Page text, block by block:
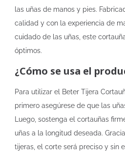
las uñas de manos y pies.
calidad y con la experiencia de
cuidado de las uñas, este
óptimos.
¿Cómo se usa el
Para utilizar el Beter Tijera
primero asegúrese de que las
Luego, sostenga el cortauñas
uñas a la longitud deseada.
tijeras, el corte será preciso y sin